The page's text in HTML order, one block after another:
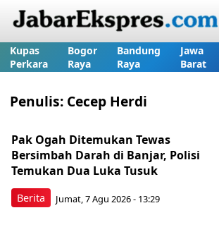
Kupas
Perkara
Bogor
Raya
Bandung
Raya
Jawa
Barat
Penulis: Cecep Herdi
Berita
Pak Ogah Ditemukan Tewas
Bersimbah Darah di Banjar, Polisi
Temukan Dua Luka Tusuk
Jumat, 7 Agu 2026 - 13:29